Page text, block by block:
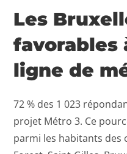
Les
favorables
ligne de
72 % des 1 023
projet Métro 3. Ce
parmi les habitants des